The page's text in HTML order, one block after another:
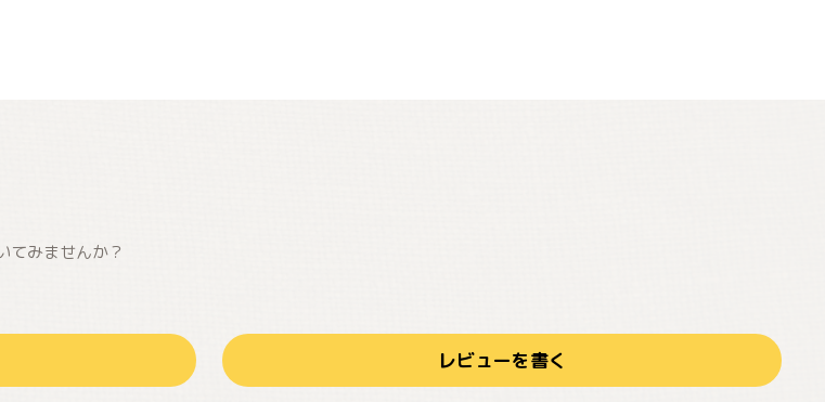
てみませんか？
レビューを書く